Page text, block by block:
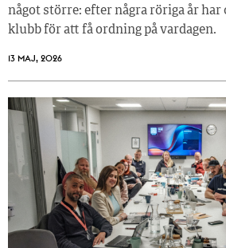
något större: efter några röriga år
klubb för att få ordning på vardagen.
13 MAJ, 2026